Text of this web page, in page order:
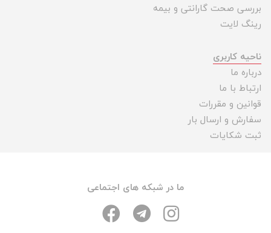
بررسی صحت گارانتی و بیمه
رینگ لایت
ناحیه کاربری
درباره ما
ارتباط با ما
قوانین و مقررات
سفارش و ارسال بار
ثبت شکایات
ما در شبکه های اجتماعی